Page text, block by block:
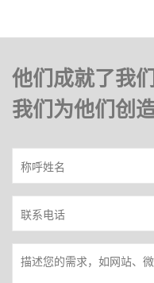
他们成就了我
我们为他们创